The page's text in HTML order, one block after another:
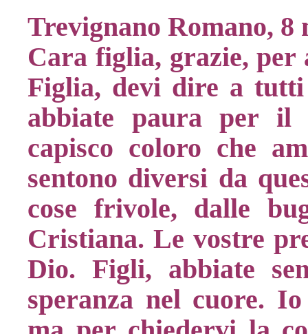
Trevignano Romano, 8
Cara figlia, grazie, per
Figlia, devi dire a
abbiate paura per il
capisco coloro che
sentono diversi da
cose frivole, dalle
Cristiana. Le vostre
Dio. Figli, abbiate
speranza nel cuore.